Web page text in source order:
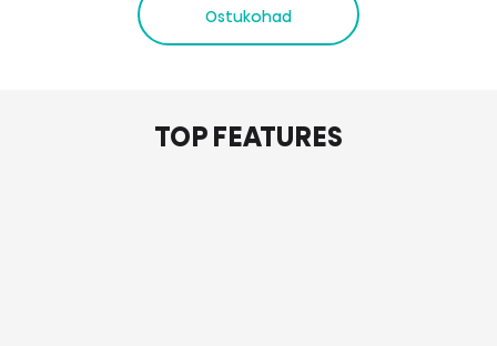
Ostukohad
TOP FEATURES